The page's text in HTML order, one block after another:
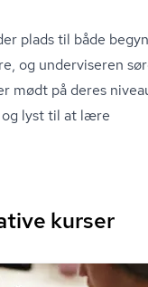
plads til både
og underviseren
mødt på deres
lyst til at lære
kurser